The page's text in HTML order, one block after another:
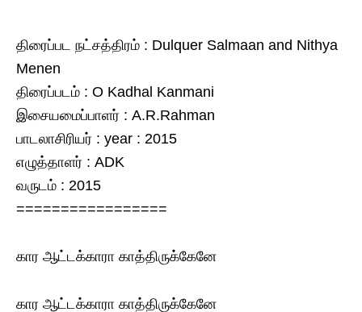
திரைப்பட நட்சத்திரம் : Dulquer Salmaan and Nithya
Menen
திரைப்படம் : O Kadhal Kanmani
இசையமைப்பாளர் : A.R.Rahman
பாடலாசிரியர் : year : 2015
எழுத்தாளர் : ADK
வருடம் : 2015
=================
கார ஆட்டக்காரா காத்திருக்கேனே
கார ஆட்டக்காரா காத்திருக்கேனே